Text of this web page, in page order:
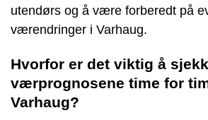
utendørs og å være forberedt på
værendringer i Varhaug.
Hvorfor er det viktig å
værprognosene time for
Varhaug?